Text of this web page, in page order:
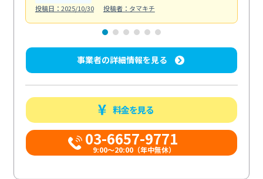
投稿日：2025/10/30
投稿者：タマキチ
事業者の詳細情報を見る
料金を見る
03-6657-9771
9:00～20:00（年中無休）